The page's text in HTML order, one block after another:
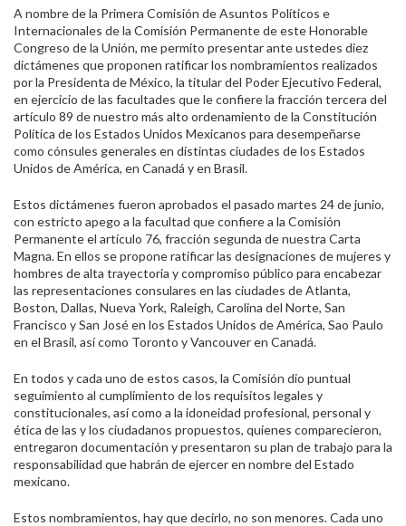
A nombre de la Primera Comisión de Asuntos Políticos e
Internacionales de la Comisión Permanente de este Honorable
Congreso de la Unión, me permito presentar ante ustedes diez
dictámenes que proponen ratificar los nombramientos realizados
por la Presidenta de México, la titular del Poder Ejecutivo Federal,
en ejercicio de las facultades que le confiere la fracción tercera del
artículo 89 de nuestro más alto ordenamiento de la Constitución
Política de los Estados Unidos Mexicanos para desempeñarse
como cónsules generales en distintas ciudades de los Estados
Unidos de América, en Canadá y en Brasil.
Estos dictámenes fueron aprobados el pasado martes 24 de junio,
con estricto apego a la facultad que confiere a la Comisión
Permanente el artículo 76, fracción segunda de nuestra Carta
Magna. En ellos se propone ratificar las designaciones de mujeres y
hombres de alta trayectoria y compromiso público para encabezar
las representaciones consulares en las ciudades de Atlanta,
Boston, Dallas, Nueva York, Raleigh, Carolina del Norte, San
Francisco y San José en los Estados Unidos de América, Sao Paulo
en el Brasil, así como Toronto y Vancouver en Canadá.
En todos y cada uno de estos casos, la Comisión dio puntual
seguimiento al cumplimiento de los requisitos legales y
constitucionales, así como a la idoneidad profesional, personal y
ética de las y los ciudadanos propuestos, quienes comparecieron,
entregaron documentación y presentaron su plan de trabajo para la
responsabilidad que habrán de ejercer en nombre del Estado
mexicano.
Estos nombramientos, hay que decirlo, no son menores. Cada uno